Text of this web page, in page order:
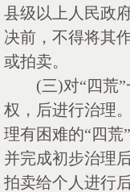
县级以上人民政
决前，不得将其
或拍卖。
(三)对“四荒
权，后进行治理
理有困难的“四荒
并完成初步治理
拍卖给个人进行